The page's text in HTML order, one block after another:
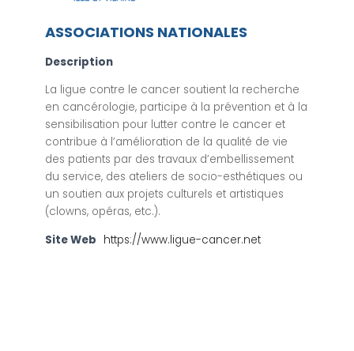
ASSOCIATIONS NATIONALES
Description
La ligue contre le cancer soutient la recherche
en cancérologie, participe à la prévention et à la
sensibilisation pour lutter contre le cancer et
contribue à l’amélioration de la qualité de vie
des patients par des travaux d’embellissement
du service, des ateliers de socio-esthétiques ou
un soutien aux projets culturels et artistiques
(clowns, opéras, etc.).
Site Web https://www.ligue-cancer.net